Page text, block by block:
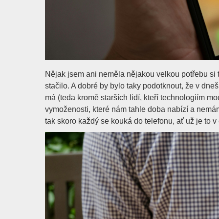
Nějak jsem ani neměla nějakou velkou potřebu
stačilo. A dobré by bylo taky podotknout, že v
má (teda kromě starších lidí, kteří technologiím
vymoženosti, které nám tahle doba nabízí a
tak skoro každý se kouká do telefonu, ať už je to